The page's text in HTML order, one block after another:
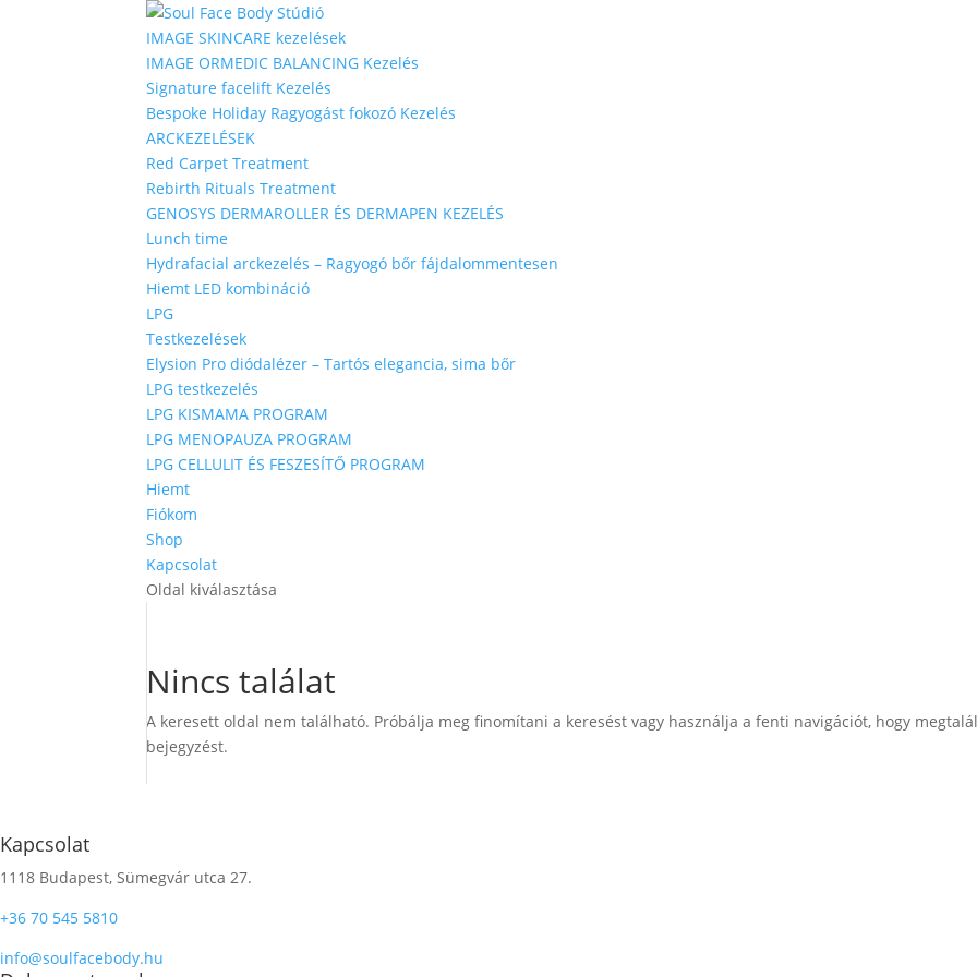
IMAGE SKINCARE kezelések
IMAGE ORMEDIC BALANCING Kezelés
Signature facelift Kezelés
Bespoke Holiday Ragyogást fokozó Kezelés
ARCKEZELÉSEK
Red Carpet Treatment
Rebirth Rituals Treatment
GENOSYS DERMAROLLER ÉS DERMAPEN KEZELÉS
Lunch time
Hydrafacial arckezelés – Ragyogó bőr fájdalommentesen
Hiemt LED kombináció
LPG
Testkezelések
Elysion Pro diódalézer – Tartós elegancia, sima bőr
LPG testkezelés
LPG KISMAMA PROGRAM
LPG MENOPAUZA PROGRAM
LPG CELLULIT ÉS FESZESÍTŐ PROGRAM
Hiemt
Fiókom
Shop
Kapcsolat
Oldal kiválasztása
Nincs találat
A keresett oldal nem található. Próbálja meg finomítani a keresést vagy használja a fenti navigációt, hogy
bejegyzést.
Kapcsolat
1118 Budapest, Sümegvár utca 27.
+36 70 545 5810
info@soulfacebody.hu